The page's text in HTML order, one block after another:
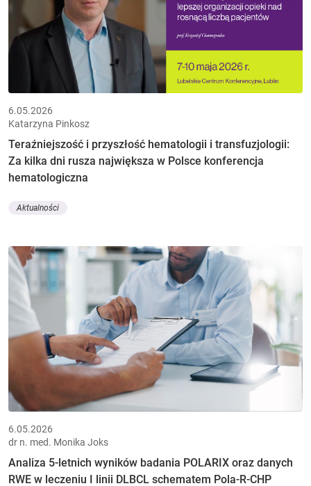
6.05.2026
Katarzyna Pinkosz
Teraźniejszość i przyszłość hematologii i transfuzjologii:
Za kilka dni rusza największa w Polsce konferencja
hematologiczna
Aktualności
6.05.2026
dr n. med. Monika Joks
Analiza 5-letnich wyników badania POLARIX oraz danych
RWE w leczeniu I linii DLBCL schematem Pola-R-CHP